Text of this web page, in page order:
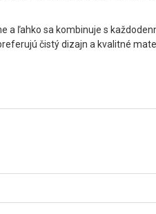
a ľahko sa kombinuje s
čistý dizajn a kvalitné